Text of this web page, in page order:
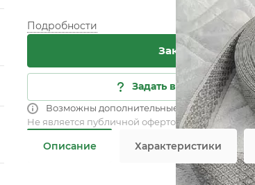
Подробности
Заказать
Задать вопрос
Возможны дополнительные опции
Не является публичной офертой
Описание Характеристики